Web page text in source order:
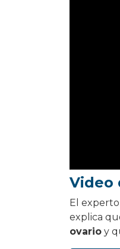
Video
El experto
explica
ovario y